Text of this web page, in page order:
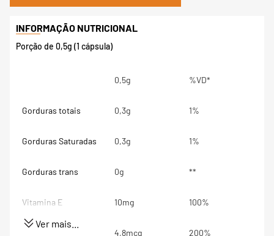
Porção de 0,5g (1 cápsula)
0,5g %VD*
Gorduras totais 0,3g 1%
Gorduras Saturadas 0,3g 1%
Gorduras trans 0g **
Vitamina E 10mg 100%
4,8mcg 200%
Ver mais...